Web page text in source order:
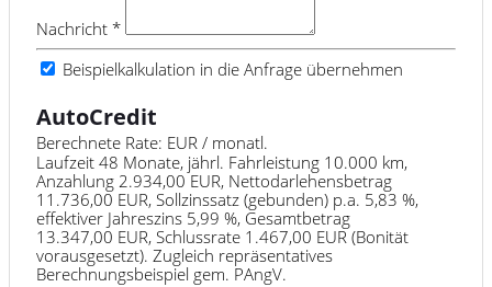
Nachricht *
Beispielkalkulation in die Anfrage übernehmen
AutoCredit
Berechnete Rate: EUR / monatl.
Laufzeit 48 Monate, jährl. Fahrleistung 10.000 km,
Anzahlung 2.934,00 EUR, Nettodarlehensbetrag
11.736,00 EUR, Sollzinssatz (gebunden) p.a. 5,83 %,
effektiver Jahreszins 5,99 %, Gesamtbetrag
13.347,00 EUR, Schlussrate 1.467,00 EUR (Bonität
vorausgesetzt). Zugleich repräsentatives
Berechnungsbeispiel gem. PAngV.